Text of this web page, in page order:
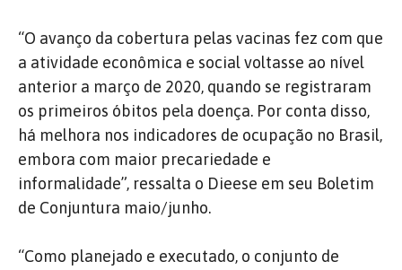
“O avanço da cobertura pelas vacinas fez com que
a atividade econômica e social voltasse ao nível
anterior a março de 2020, quando se registraram
os primeiros óbitos pela doença. Por conta disso,
há melhora nos indicadores de ocupação no Brasil,
embora com maior precariedade e
informalidade”, ressalta o Dieese em seu Boletim
de Conjuntura maio/junho.
“Como planejado e executado, o conjunto de